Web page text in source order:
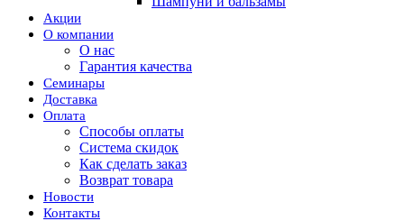
Акции
О компании
О нас
Гарантия качества
Семинары
Доставка
Оплата
Способы оплаты
Система скидок
Как сделать заказ
Возврат товара
Новости
Контакты